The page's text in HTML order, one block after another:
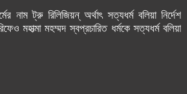
ট্রু রিলিজিয়ন্ অর্থাৎ সত্যধর্ম বলিয়া নির্দেশ
মহাত্মা মহম্মদ স্বপ্রচারিত ধর্মকে সত্যধর্ম বলিয়া